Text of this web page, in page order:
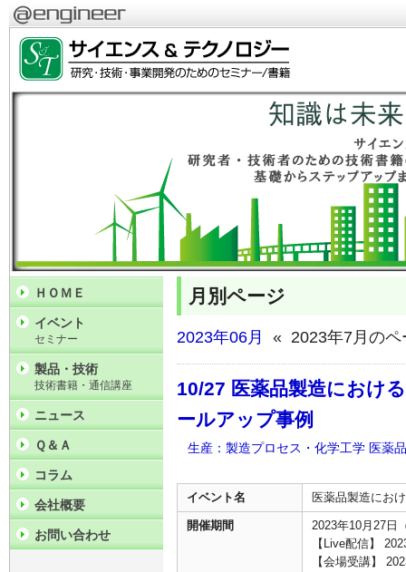
月別ページ
2023年06月 « 2023年7月の
10/27 医薬品製造におけ
ールアップ事例
生産：製造プロセス・化学工学 医薬
イベント名 医薬品製造にお
開催期間
2023年10月27日
【Live配信】
【会場受講】
ＨＯＭＥ
イベント
セミナー
製品・技術
技術書籍・通信講座
ニュース
Ｑ＆Ａ
コラム
会社概要
お問い合わせ